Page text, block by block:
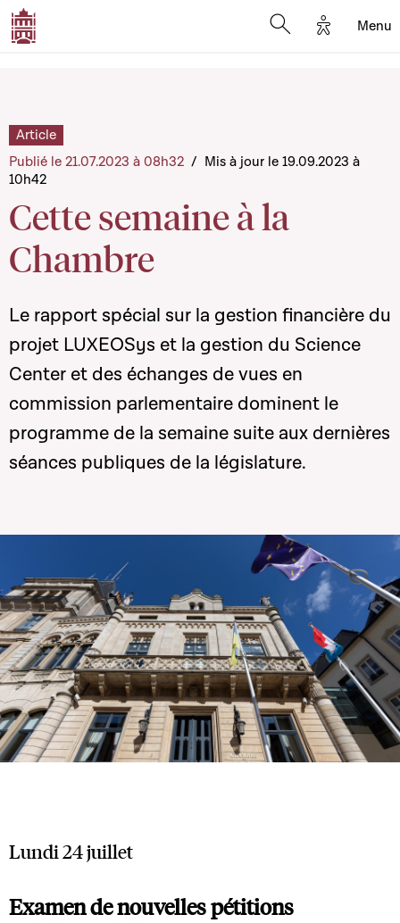
Options
Menu
Cette semaine à la
Chambre
Article
Publié le 21.07.2023 à 08h32 / Mis à jour le 19.09.2023 à
10h42
Le rapport spécial sur la gestion financière du
projet LUXEOSys et la gestion du Science
Center et des échanges de vues en
commission parlementaire dominent le
programme de la semaine suite aux dernières
séances publiques de la législature.
Lundi 24 juillet
Examen de nouvelles pétitions